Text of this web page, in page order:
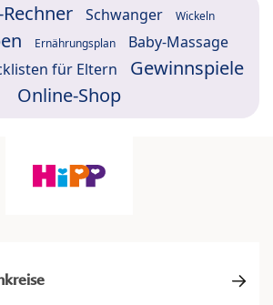
Schwanger Wickeln
Ernährungsplan Baby-Massage
für Eltern
Gewinnspiele
Online-Shop